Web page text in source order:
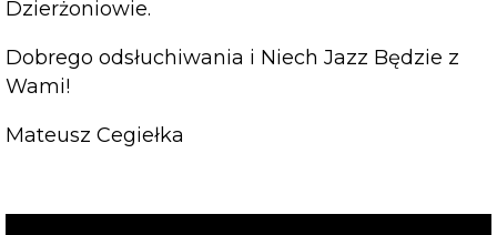
Dzierżoniowie.
Dobrego odsłuchiwania i Niech Jazz Będzie z
Wami!
Mateusz Cegiełka